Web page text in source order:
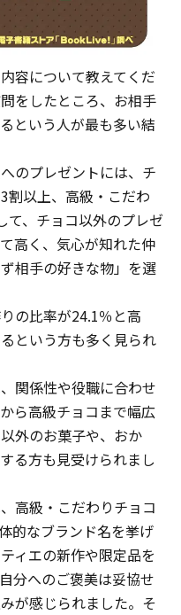
容について教えてくだ
をしたところ、お相手
という人が最も多い結
のプレゼントには、チ
割以上、高級・こだわ
て、チョコ以外のプレゼ
高く、気心が知れた仲
相手の好きな物」を選
の比率が24.1％と高
という方も多く見られ
関係性や役職に合わせ
ら高級チョコまで幅広
外のお菓子や、おか
る方も見受けられまし
高級・こだわりチョコ
的なブランド名を挙げ
ィエの新作や限定品を
分へのご褒美は妥協せ
が感じられました。そ